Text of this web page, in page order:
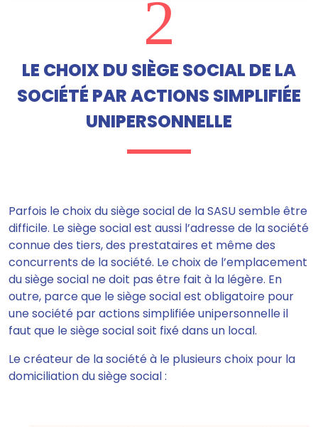
2
LE CHOIX DU SIÈGE SOCIAL DE LA
SOCIÉTÉ PAR ACTIONS SIMPLIFIÉE
UNIPERSONNELLE
Parfois le choix du siège social de la SASU semble être
difficile. Le siège social est aussi l’adresse de la société
connue des tiers, des prestataires et même des
concurrents de la société. Le choix de l’emplacement
du siège social ne doit pas être fait à la légère. En
outre, parce que le siège social est obligatoire pour
une société par actions simplifiée unipersonnelleil
faut que le siège social soit fixé dans un local.
Le créateur de la société à le plusieurs choix pour la
domiciliation du siège social :